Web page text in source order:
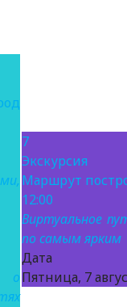
7
Экскурсия
Маршрут
12:00
Виртуальное
по самым ярким
Пятница, 7